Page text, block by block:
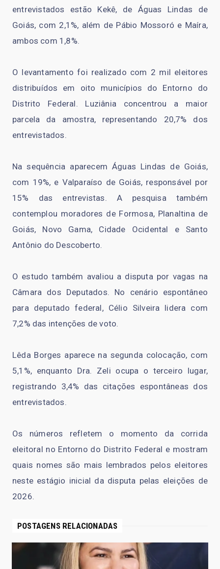
entrevistados estão Kekê, de Águas Lindas de
Goiás, com 2,1%, além de Pábio Mossoró e Maíra,
ambos com 1,8%.
O levantamento foi realizado com 2 mil eleitores
distribuídos em oito municípios do Entorno do
Distrito Federal. Luziânia concentrou a maior
parcela da amostra, representando 20,7% dos
entrevistados.
Na sequência aparecem Águas Lindas de Goiás,
com 19%, e Valparaíso de Goiás, responsável por
15% das entrevistas. A pesquisa também
contemplou moradores de Formosa, Planaltina de
Goiás, Novo Gama, Cidade Ocidental e Santo
Antônio do Descoberto.
O estudo também avaliou a disputa por vagas na
Câmara dos Deputados. No cenário espontâneo
para deputado federal, Célio Silveira lidera com
7,2% das intenções de voto.
Lêda Borges aparece na segunda colocação, com
5,1%, enquanto Dra. Zeli ocupa o terceiro lugar,
registrando 3,4% das citações espontâneas dos
entrevistados.
Os números refletem o momento da corrida
eleitoral no Entorno do Distrito Federal e mostram
quais nomes são mais lembrados pelos eleitores
neste estágio inicial da disputa pelas eleições de
2026.
POSTAGENS RELACIONADAS